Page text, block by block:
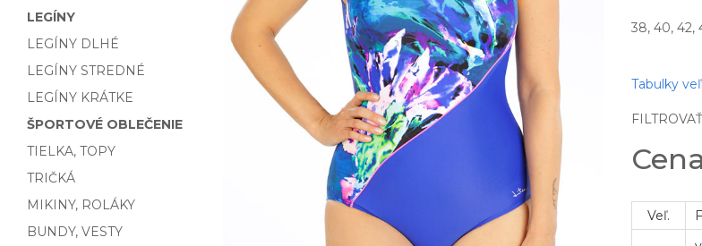
LEGÍNY
LEGÍNY DLHÉ
LEGÍNY STREDNÉ
LEGÍNY KRÁTKE
ŠPORTOVÉ OBLEČENIE
TIELKA, TOPY
TRIČKÁ
MIKINY, ROLÁKY
BUNDY, VESTY
38, 40, 42,
Tabulky
Veľ.